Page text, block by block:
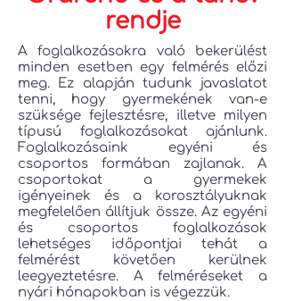
rendje
A foglalkozásokra való bekerülést
minden esetben egy felmérés előzi
meg. Ez alapján tudunk javaslatot
tenni, hogy gyermekének van-e
szüksége fejlesztésre, illetve milyen
típusú foglalkozásokat ajánlunk.
Foglalkozásaink egyéni és
csoportos formában zajlanak. A
csoportokat a gyermekek
igényeinek és a korosztályuknak
megfelelően állítjuk össze. Az egyéni
és csoportos foglalkozások
lehetséges időpontjai tehát a
felmérést követően kerülnek
leegyeztetésre. A felméréseket a
nyári hónapokban is végezzük.